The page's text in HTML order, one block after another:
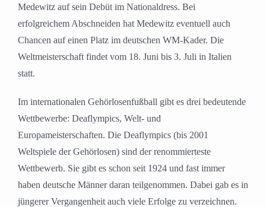
Medewitz auf sein Debüt im Nationaldress. Bei
erfolgreichem Abschneiden hat Medewitz eventuell auch
Chancen auf einen Platz im deutschen WM-Kader. Die
Weltmeisterschaft findet vom 18. Juni bis 3. Juli in Italien
statt.
Im internationalen Gehörlosenfußball gibt es drei bedeutende
Wettbewerbe: Deaflympics, Welt- und
Europameisterschaften. Die Deaflympics (bis 2001
Weltspiele der Gehörlosen) sind der renommierteste
Wettbewerb. Sie gibt es schon seit 1924 und fast immer
haben deutsche Männer daran teilgenommen. Dabei gab es in
jüngerer Vergangenheit auch viele Erfolge zu verzeichnen.